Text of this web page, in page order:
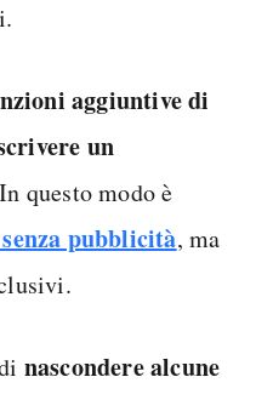
aggiuntive di
un
questo modo è
pubblicità, ma
nascondere alcune